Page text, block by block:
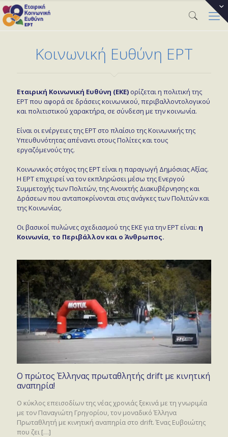
Κοινωνική Ευθύνη ΕΡΤ
Εταιρική Κοινωνική Ευθύνη (ΕΚΕ) ορίζεται η πολιτική της
ΕΡΤ που αφορά σε δράσεις κοινωνικού, περιβαλλοντολογικού
και πολιτιστικού χαρακτήρα, σε σύνδεση με την κοινωνία.
Είναι οι ενέργειες της ΕΡΤ στο πλαίσιο της Κοινωνικής της
Υπευθυνότητας απέναντι στους Πολίτες και τους
εργαζόμενούς της.
Κοινωνικός στόχος της ΕΡΤ είναι η παραγωγή Δημόσιας Αξίας.
Η ΕΡΤ επιχειρεί να τον εκπληρώσει μέσω της Ενεργού
Συμμετοχής των Πολιτών, της Ανοικτής Διακυβέρνησης και
Δράσεων που ανταποκρίνονται στις ανάγκες των Πολιτών και
της Κοινωνίας.
Οι βασικοί πυλώνες σχεδιασμού της ΕΚΕ για την ΕΡΤ είναι: η
Κοινωνία, το Περιβάλλον και ο Άνθρωπος.
Ο πρώτος Έλληνας πρωταθλητής drift με κινητική
αναπηρία!
Ο κύκλος επεισοδίων της νέας χρονιάς ξεκινά με τη γνωριμία
με τον Παναγιώτη Γρηγορίου, τον μοναδικό Έλληνα
Πρωταθλητή με κινητική αναπηρία στο drift. Ένας Ευβοιώτης
που ζει […]